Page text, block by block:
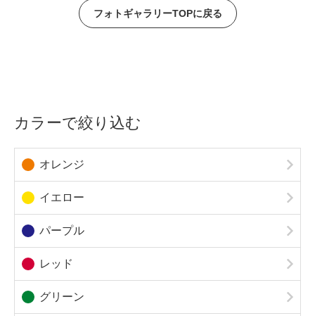
フォトギャラリーTOPに戻る
カラーで絞り込む
オレンジ
イエロー
パープル
レッド
グリーン